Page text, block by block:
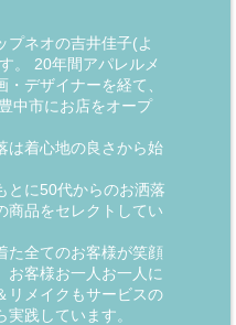
プネオの吉井佳子(よ
。 20年間アパレルメ
・デザイナーを経て、
中市にお店をオープ
は着心地の良さから始
とに50代からのお洒落
商品をセレクトしてい
た全てのお客様が笑顔
お客様お一人お一人に
リメイクもサービスの
実践しています。